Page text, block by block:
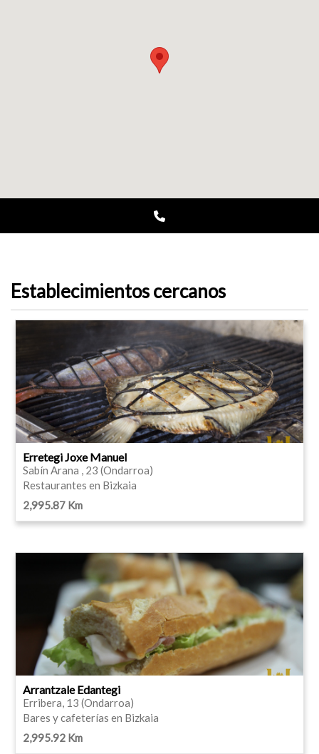
Establecimientos cercanos
Erretegi Joxe Manuel
Sabín Arana , 23 (Ondarroa)
Restaurantes en Bizkaia
2,995.87 Km
Arrantzale Edantegi
Erribera, 13 (Ondarroa)
Bares y cafeterías en Bizkaia
2,995.92 Km